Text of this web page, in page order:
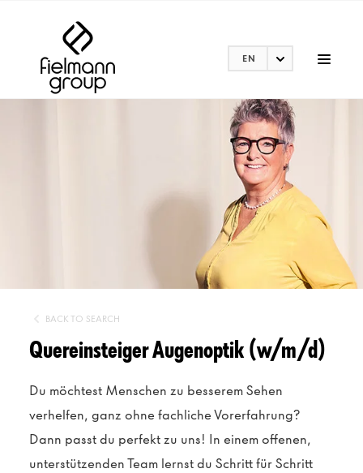
EN
BACK TO SEARCH
Quereinsteiger Augenoptik (w/m/d)
Du möchtest Menschen zu besserem Sehen
verhelfen, ganz ohne fachliche Vorerfahrung?
Dann passt du perfekt zu uns! In einem offenen,
unterstützenden Team lernst du Schritt für Schritt